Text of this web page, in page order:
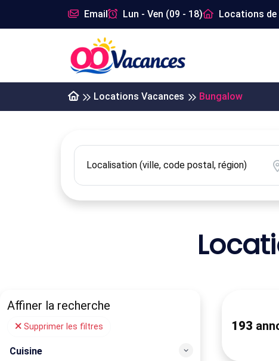
Email Lun - Ven (09 - 18) Locations de
Locations Vacances Bungalow
Affiner la recherche
Supprimer les filtres
Cuisine
193